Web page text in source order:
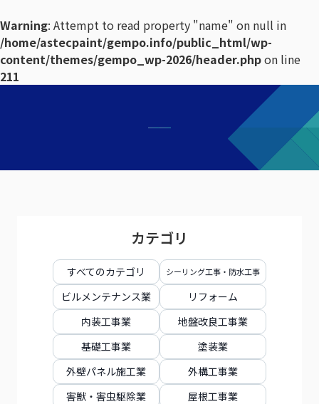
Warning: Attempt to read property "name" on null in
/home/astecpaint/gempo.info/public_html/wp-
content/themes/gempo_wp-2026/header.phpon line
211
カテゴリ
すべてのカテゴリ シーリング工事・防水工事
ビルメンテナンス業
リフォーム
内装工事業
地盤改良工事業
基礎工事業
塗装業
外壁パネル施工業
外構工事業
害獣・害虫駆除業
屋根工事業